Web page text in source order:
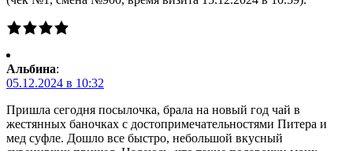
Альбина:
05.12.2024 в 10:32
Пришла сегодня посылочка, брала на новый год чай в
жестянных баночках с достопримечательностями Питера и
мед суфле. Дошло все быстро, небольшой вкусный